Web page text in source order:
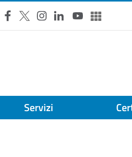
Facebook
X Instagram
LinkedInYouTubeAltri social
Servizi